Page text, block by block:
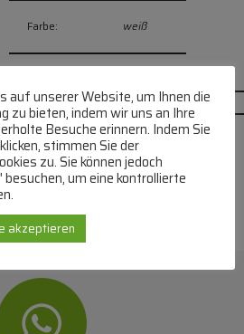
Farbe: weiß
auf unserer Website, um Ihnen die
zu bieten, indem wir uns an Ihre
Besuche erinnern. Indem Sie
stimmen Sie der
zu. Sie können jedoch
um eine kontrollierte
akzeptieren